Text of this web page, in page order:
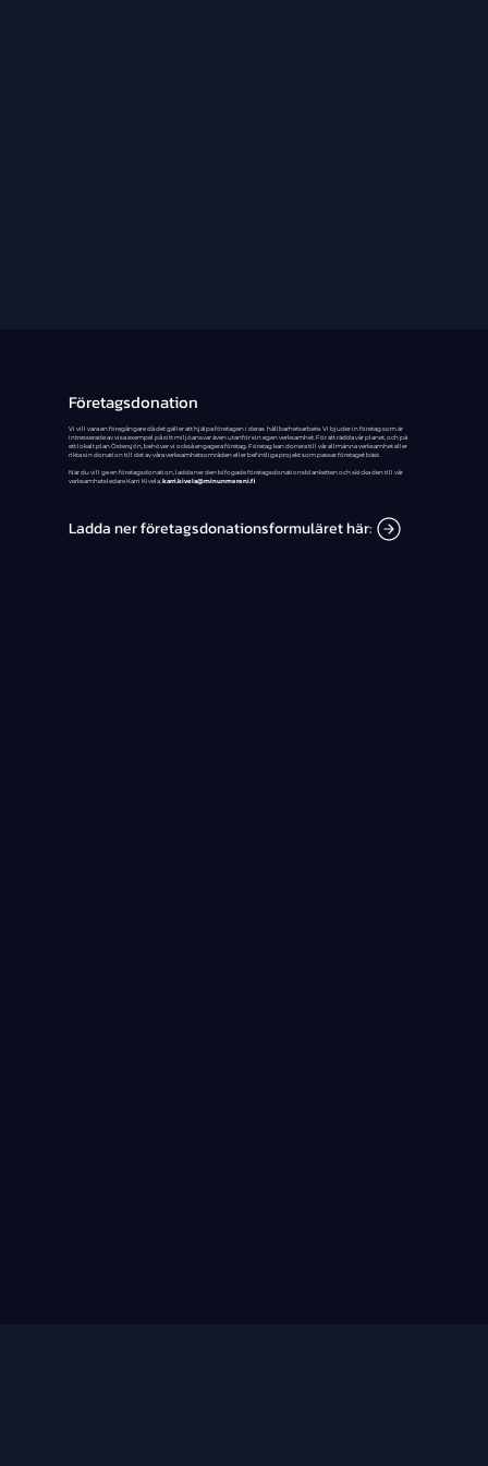
Företagsdonation
Vi vill vara en föregångare då det gäller att hjälpa företagen i deras hållbarhetsarbete. Vi bjuder in företag som är
intresserade av visa exempel på sitt miljöansvar även utanför sin egen verksamhet. För att rädda vår planet, och på
ett lokalt plan Östersjön, behöver vi också engagera företag. Företag kan donera till vår allmänna verksamhet eller
rikta sin donation till det av våra verksamhetsområden eller befintliga projekt som passar företaget bäst.
När du vill ge en företagsdonation, ladda ner den bifogade företagsdonationsblanketten och skicka den till vår
verksamhetsledare Karri Kivela, karri.kivela@minunmereni.fi
Ladda ner företagsdonationsformuläret här: